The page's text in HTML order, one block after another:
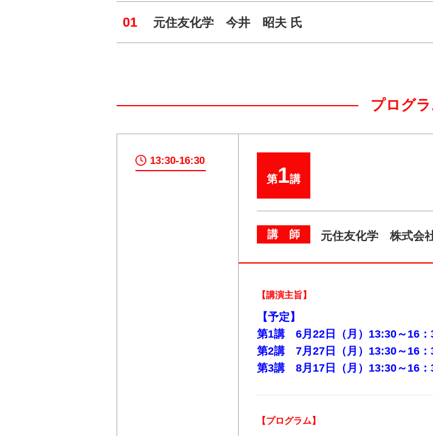
01 元住友化学 今井 昭夫 氏
プログ
13:30-16:30
第1講
講 師 元住友化学 株式会
【講演主旨】
【予定】
第1講 6月22日（月）13:30～16：
第2講 7月27日（月）13:30～16：
第3講 8月17日（月）13:30～16：
【プログラム】